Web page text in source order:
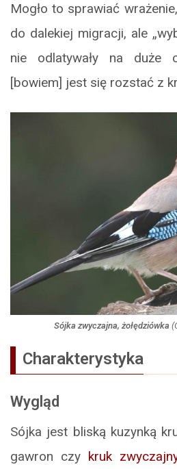
Mogło to sprawiać
do dalekiej migracji, ale
nie odlatywały na duże
[bowiem] jest się rozstać z
Sójka zwyczajna, żołędziówka (
Charakterystyka
Wygląd
Sójka jest bliską kuzynką
gawron czy kruk